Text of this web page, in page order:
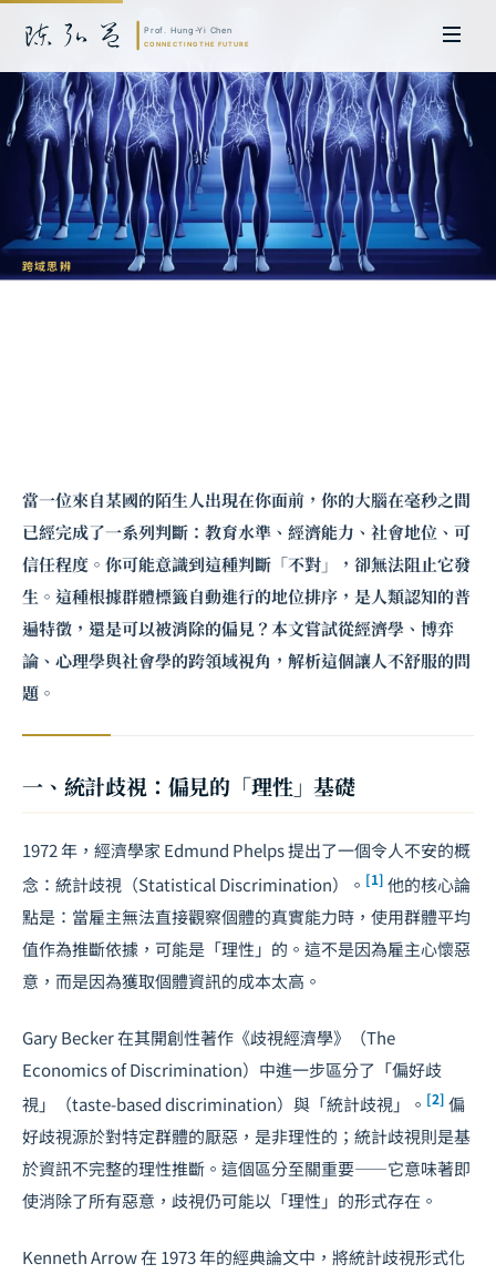
跨域思辨
當一位來自某國的陌生人出現在你面前，你的大腦在毫秒之間
已經完成了一系列判斷：教育水準、經濟能力、社會地位、可
信任程度。你可能意識到這種判斷「不對」，卻無法阻止它發
生。這種根據群體標籤自動進行的地位排序，是人類認知的普
遍特徵，還是可以被消除的偏見？本文嘗試從經濟學、博弈
論、心理學與社會學的跨領域視角，解析這個讓人不舒服的問
題。
一、統計歧視：偏見的「理性」基礎
1972 年，經濟學家 Edmund Phelps 提出了一個令人不安的概
念：統計歧視（Statistical Discrimination）。 [1] 他的核心論
點是：當雇主無法直接觀察個體的真實能力時，使用群體平均
值作為推斷依據，可能是「理性」的。這不是因為雇主心懷惡
意，而是因為獲取個體資訊的成本太高。
Gary Becker 在其開創性著作《歧視經濟學》（The
Economics of Discrimination）中進一步區分了「偏好歧
視」（taste-based discrimination）與「統計歧視」。 [2] 偏
好歧視源於對特定群體的厭惡，是非理性的；統計歧視則是基
於資訊不完整的理性推斷。這個區分至關重要——它意味著即
使消除了所有惡意，歧視仍可能以「理性」的形式存在。
Kenneth Arrow 在 1973 年的經典論文中，將統計歧視形式化